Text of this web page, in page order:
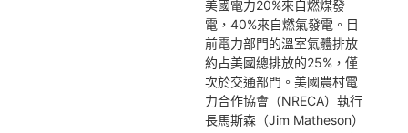
美國電力20%來自燃煤發
電，40%來自燃氣發電。目
前電力部門的溫室氣體排放
約占美國總排放的25%，僅
次於交通部門。美國農村電
力合作協會（NRECA）執行
長馬斯森（Jim Matheson）